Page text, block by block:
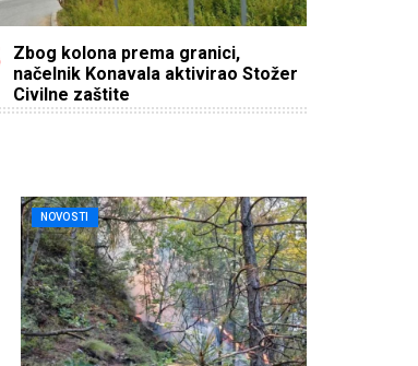
Zbog kolona prema granici,
načelnik Konavala aktivirao Stožer
Civilne zaštite
NOVOSTI